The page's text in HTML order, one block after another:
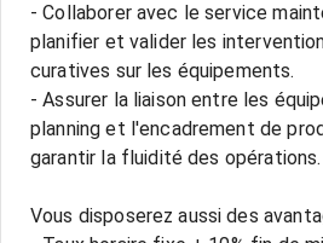
- Collaborer avec le service
planifier et valider les
curatives sur les équipements.
- Assurer la liaison entre les
planning et l'encadrement de
garantir la fluidité des opérations.
Vous disposerez aussi des